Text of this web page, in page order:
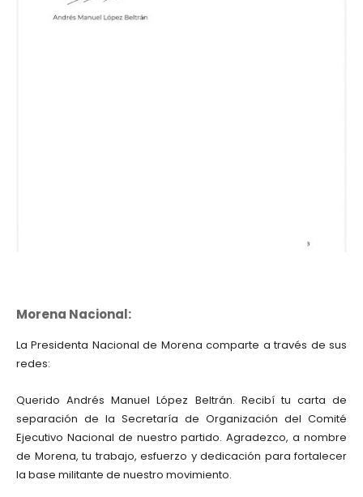
Morena Nacional:
La Presidenta Nacional de Morena comparte a través de sus
redes:
Querido Andrés Manuel López Beltrán. Recibí tu carta de
separación de la Secretaría de Organización del Comité
Ejecutivo Nacional de nuestro partido. Agradezco, a nombre
de Morena, tu trabajo, esfuerzo y dedicación para fortalecer
la base militante de nuestro movimiento.